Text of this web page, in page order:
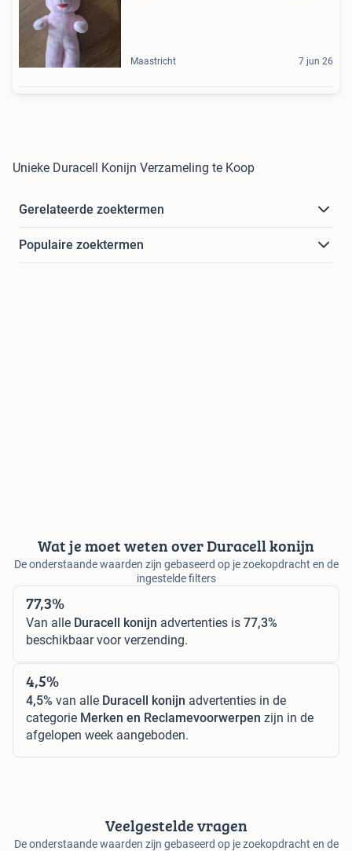
Maastricht 7 jun 26
Unieke Duracell Konijn Verzameling te Koop
Gerelateerde zoektermen
Populaire zoektermen
Wat je moet weten over Duracell konijn
De onderstaande waarden zijn gebaseerd op je zoekopdracht en de
ingestelde filters
77,3%
Van alle Duracell konijn advertenties is 77,3%
beschikbaar voor verzending.
4,5%
4,5% van alle Duracell konijn advertenties in de
categorie Merken en Reclamevoorwerpen zijn in de
afgelopen week aangeboden.
Veelgestelde vragen
De onderstaande waarden zijn gebaseerd op je zoekopdracht en de